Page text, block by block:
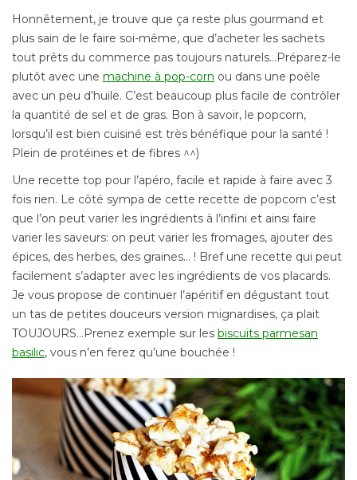
Honnêtement, je trouve que ça reste plus gourmand et
plus sain de le faire soi-même, que d’acheter les sachets
tout prêts du commerce pas toujours naturels…Préparez-le
plutôt avec une machine à pop-corn ou dans une poêle
avec un peu d’huile. C’est beaucoup plus facile de contrôler
la quantité de sel et de gras. Bon à savoir, le popcorn,
lorsqu’il est bien cuisiné est très bénéfique pour la santé !
Plein de protéines et de fibres ^^)
Une recette top pour l’apéro, facile et rapide à faire avec 3
fois rien. Le côté sympa de cette recette de popcorn c’est
que l’on peut varier les ingrédients à l’infini et ainsi faire
varier les saveurs: on peut varier les fromages, ajouter des
épices, des herbes, des graines… ! Bref une recette qui peut
facilement s’adapter avec les ingrédients de vos placards.
Je vous propose de continuer l’apéritif en dégustant tout
un tas de petites douceurs version mignardises, ça plait
TOUJOURS…Prenez exemple sur les biscuits parmesan
basilic, vous n’en ferez qu’une bouchée !